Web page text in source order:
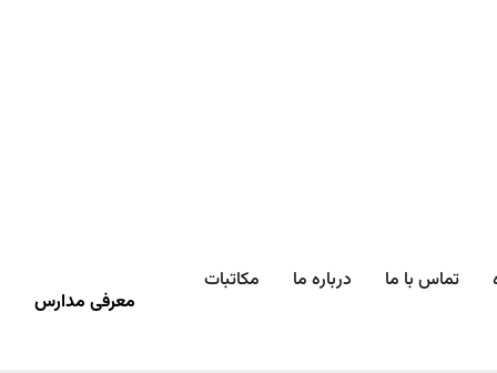
تماس با ما درباره ما
مکاتبات
معرفی مدارس